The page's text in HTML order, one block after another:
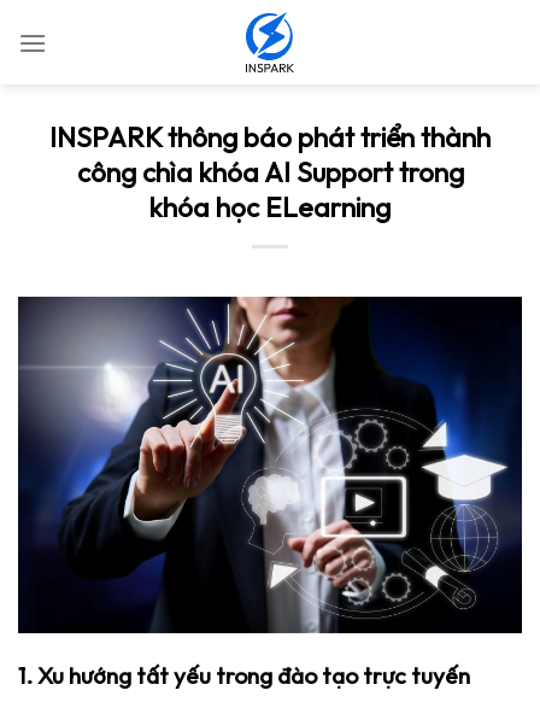
đến
INSPARK thông báo phát triển thành
công chìa khóa AI Support trong
khóa học ELearning
1. Xu hướng tất yếu trong đào tạo trực tuyến